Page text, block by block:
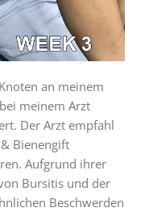
an meinem
meinem Arzt
Der Arzt empfahl
Bienengift
Aufgrund ihrer
Bursitis und der
Beschwerden